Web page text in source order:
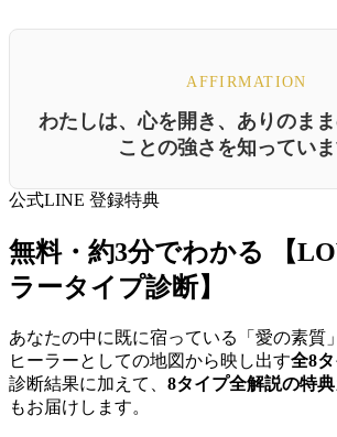
AFFIRMATION
わたしは、心を開き、ありのま
ことの強さを知っていま
公式LINE 登録特典
無料・約3分でわかる
【
ラータイプ診断】
あなたの中に既に宿っている「愛の素質
ヒーラーとしての地図から映し出す全8
診断結果に加えて、 8タイプ全解説の特
もお届けします。